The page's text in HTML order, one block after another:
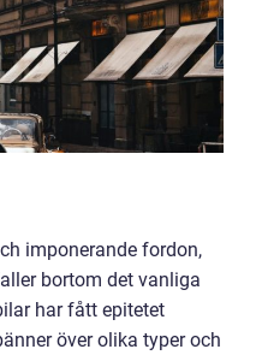
imponerande fordon,
bortom det vanliga
har fått epitetet
över olika typer och